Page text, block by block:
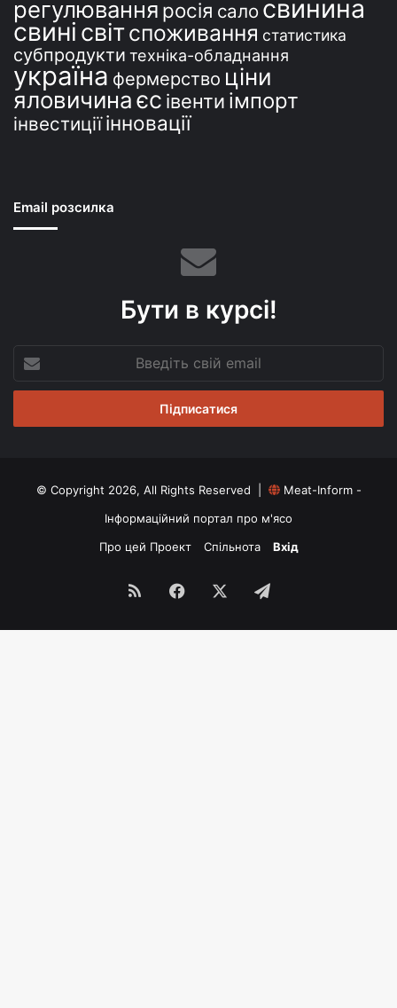
регулювання росія сало свинина
свині світспоживання статистика
субпродукти техніка-обладнання
україна фермерство ціни
яловичинаєс івенти імпорт
інвестиції інновації
Email розсилка
Бути в курсі!
свій
email
© Copyright 2026, All Rights Reserved |
Meat-Inform -
Інформаційний портал про м'ясо
Про цей Проект
Спільнота Вхід
RSS Facebook